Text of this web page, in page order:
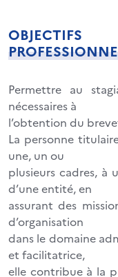
OBJECTIFS
Permettre au
nécessaires à
l’obtention du
La personne
une, un ou
plusieurs cadres, à
d’une entité, en
assurant des
d’organisation
dans le domaine
et facilitatrice,
elle contribue à la